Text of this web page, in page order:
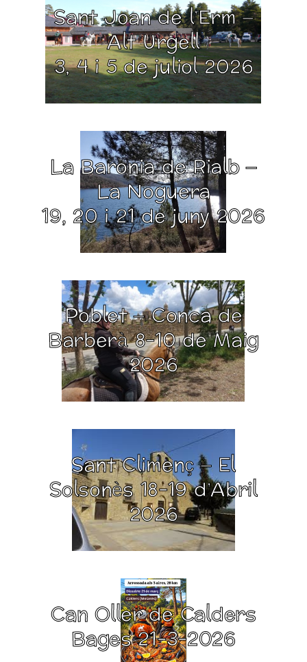
Sant Joan de l’Erm –
Alt Urgell
3, 4 i 5 de juliol 2026
La Baronia de Rialb –
La Noguera
19, 20 i 21 de juny 2026
Poblet – Conca de
Barberà 8-10 de Maig
2026
Sant Climenç – El
Solsonès 18-19 d’Abril
2026
Can Oller de Calders
Bages 21-3-2026